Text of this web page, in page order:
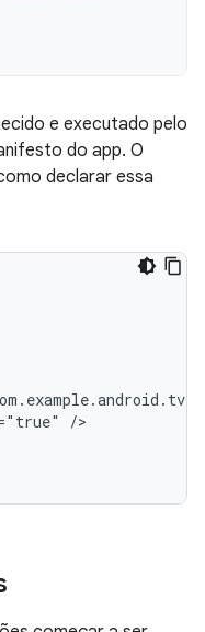
e executado pelo
do app. O
declarar essa